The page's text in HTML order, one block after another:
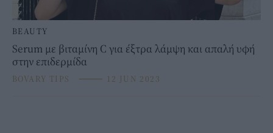
BEAUTY
Serum με βιταμίνη C για έξτρα λάμψη και απαλή υφή
στην επιδερμίδα
BOVARY TIPS ⸻ 12 JUN 2023